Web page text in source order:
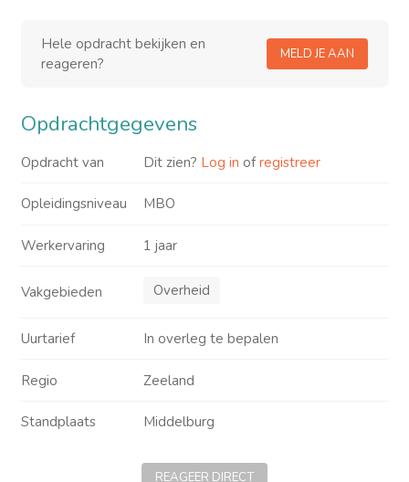
Hele opdracht bekijken en
reageren?
MELD JE AAN
Opdrachtgegevens
Opdracht van Dit zien? Log in ofregistreer
Opleidingsniveau MBO
Werkervaring 1 jaar
Vakgebieden Overheid
Uurtarief In overleg te bepalen
Regio Zeeland
Standplaats Middelburg
REAGEER DIRECT